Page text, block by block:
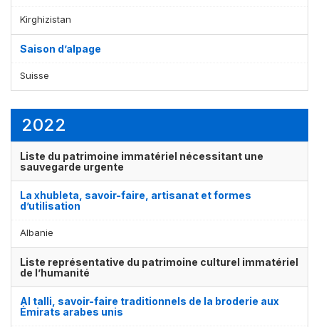
Kirghizistan
Saison d’alpage
Suisse
2022
Liste du patrimoine immatériel nécessitant une
sauvegarde urgente
La xhubleta, savoir-faire, artisanat et formes
d’utilisation
Albanie
Liste représentative du patrimoine culturel immatériel
de l’humanité
Al talli, savoir-faire traditionnels de la broderie aux
Émirats arabes unis